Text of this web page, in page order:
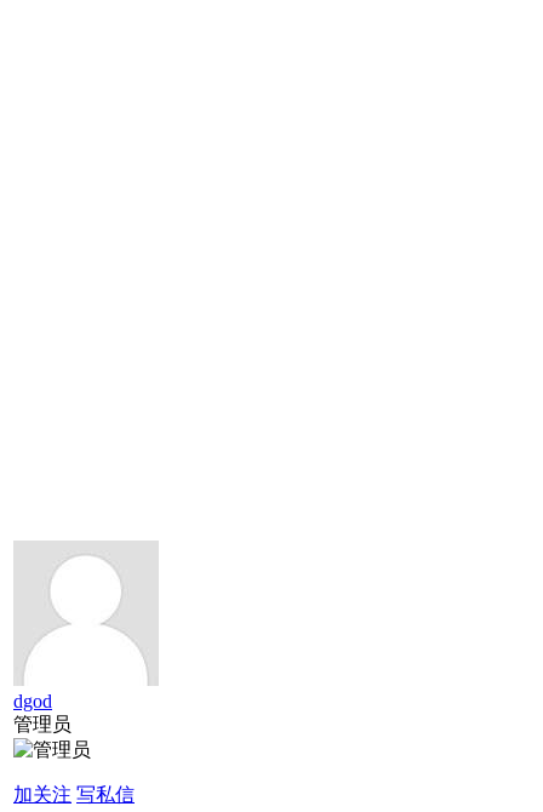
dgod
管理员
加关注 写私信